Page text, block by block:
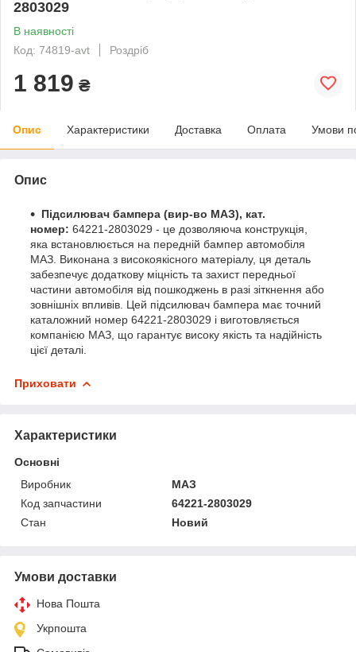
2803029
В наявності
Код: 74819-avt
Роздріб
1 819 ₴
Опис Характеристики Доставка Оплата Умови
Опис
Підсилювач бампера (вир-во МАЗ), кат.
номер: 64221-2803029 - це дозволяюча конструкція,
яка встановлюється на передній бампер автомобіля
МАЗ. Виконана з високоякісного матеріалу, ця деталь
забезпечує додаткову міцність та захист передньої
частини автомобіля від пошкоджень в разі зіткнення або
зовнішніх впливів. Цей підсилювач бампера має точний
каталожний номер 64221-2803029 і виготовляється
компанією МАЗ, що гарантує високу якість та надійність
цієї деталі.
Приховати
Характеристики
Основні
Виробник
МАЗ
Код запчастини
64221-2803029
Стан
Новий
Умови доставки
Нова Пошта
Укрпошта